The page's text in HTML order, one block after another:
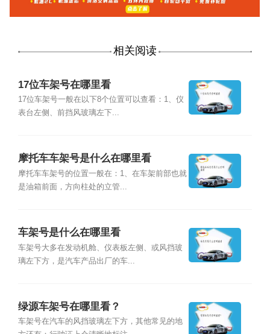
相关阅读
17位车架号在哪里看
17位车架号一般在以下8个位置可以查看：1、仪
表台左侧、前挡风玻璃左下...
摩托车车架号是什么在哪里看
摩托车车架号的位置一般在：1、在车架前部也就
是油箱前面，方向柱处的立管...
车架号是什么在哪里看
车架号大多在发动机舱、仪表板左侧、或风挡玻
璃左下方，是汽车产品出厂的车...
绿源车架号在哪里看？
车架号在汽车的风挡玻璃左下方，其他常见的地